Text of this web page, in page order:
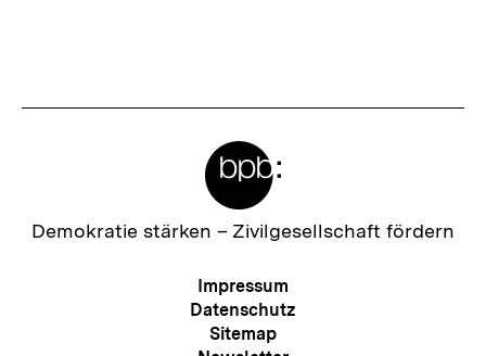
Zur
Demokratie stärken – Zivilgesellschaft fördern
Meta-
Navigation
Impressum
Datenschutz
Sitemap